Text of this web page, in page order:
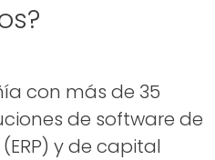
con más de 35
de software de
y de capital